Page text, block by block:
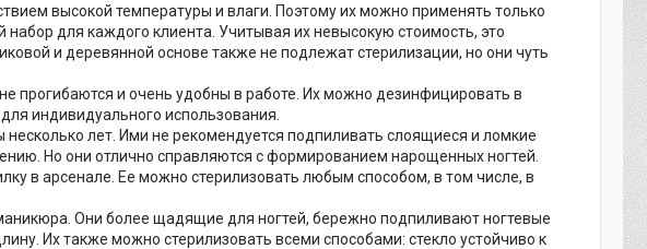
высокой температуры и влаги. Поэтому их можно применять только
для каждого клиента. Учитывая их невысокую стоимость, это
и деревянной основе также не подлежат стерилизации, но они чуть
прогибаются и очень удобны в работе. Их можно дезинфицировать в
индивидуального использования.
лет. Ими не рекомендуется подпиливать слоящиеся и ломкие
Но они отлично справляются с формированием нарощенных ногтей.
в арсенале. Ее можно стерилизовать любым способом, в том числе, в
Они более щадящие для ногтей, бережно подпиливают ногтевые
Их также можно стерилизовать всеми способами: стекло устойчиво к